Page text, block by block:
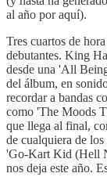
al año por aquí).
Tres cuartos de
debutantes. King
desde una 'All
del álbum, en
recordar a bandas
como 'The Moods
que llega al final,
de cualquiera de
'Go-Kart Kid (Hell
nos deja este año.